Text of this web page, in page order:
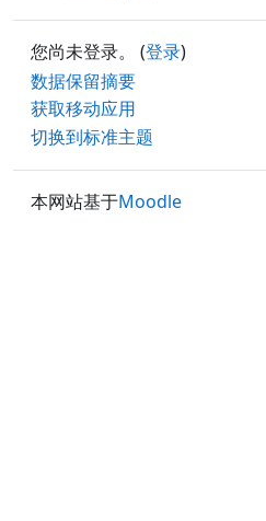
您尚未登录。 (登录)
‎数据保留摘要‎
获取移动应用
切换到标准主题
本网站基于Moodle